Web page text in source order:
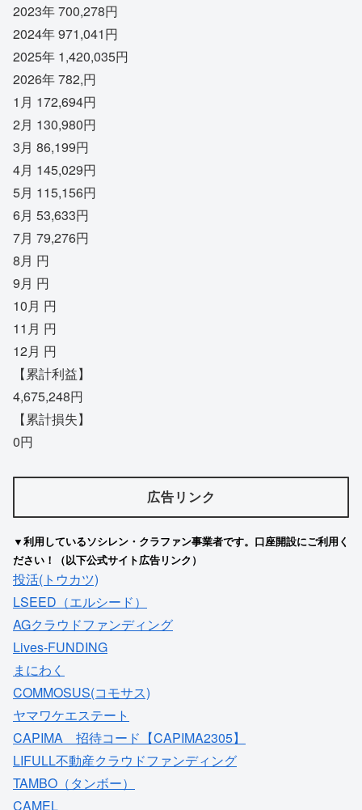
2023年 700,278円
2024年 971,041円
2025年 1,420,035円
2026年 782,円
1月 172,694円
2月 130,980円
3月 86,199円
4月 145,029円
5月 115,156円
6月 53,633円
7月 79,276円
8月 円
9月 円
10月 円
11月 円
12月 円
【累計利益】
4,675,248円
【累計損失】
0円
広告リンク
▼利用しているソシレン・クラファン事業者です。口座開設にご利用く
ださい！（以下公式サイト広告リンク）
投活(トウカツ)
LSEED（エルシード）
AGクラウドファンディング
Lives-FUNDING
まにわく
COMMOSUS(コモサス)
ヤマワケエステート
CAPIMA 招待コード【CAPIMA2305】
LIFULL不動産クラウドファンディング
TAMBO（タンボー）
CAMEL